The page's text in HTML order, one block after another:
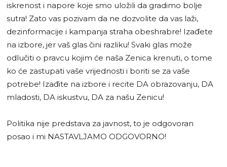
iskrenost i napore koje smo uložili da gradimo bolje
sutra! Zato vas pozivam da ne dozvolite da vas laži,
dezinformacije i kampanja straha obeshrabre! Izađete
na izbore, jer vaš glas čini razliku! Svaki glas može
odlučiti o pravcu kojim će naša Zenica krenuti, o tome
ko će zastupati vaše vrijednosti i boriti se za vaše
potrebe! Izađite na izbore i recite DA obrazovanju, DA
mladosti, DA iskustvu, DA za našu Zenicu!
Politika nije predstava za javnost, to je odgovoran
posao i mi NASTAVLJAMO ODGOVORNO!